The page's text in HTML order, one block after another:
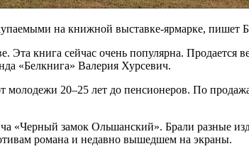
на книжной выставке-ярмарке, пишет
книга сейчас очень популярна. Продается
«Белкнига» Валерия Хурсевич.
молодежи 20–25 лет до пенсионеров. По
«Черный замок Ольшанский». Брали разные
романа и недавно вышедшем на экраны.